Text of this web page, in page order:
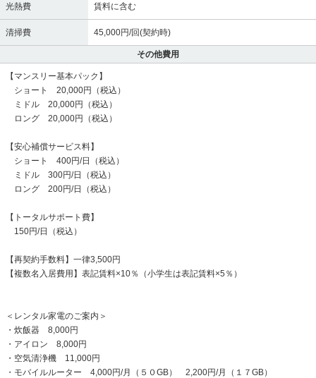
光熱費 賃料に含む
清掃費 45,000円/回(契約時)
その他費用
【マンスリー基本パック】
ショート 20,000円（税込）
ミドル 20,000円（税込）
ロング 20,000円（税込）
【安心補償サービス料】
ショート 400円/日（税込）
ミドル 300円/日（税込）
ロング 200円/日（税込）
【トータルサポート費】
150円/日（税込）
【再契約手数料】一律3,500円
【複数名入居費用】表記賃料×10％（小学生は表記賃料×5％）
＜レンタル家電のご案内＞
・炊飯器 8,000円
・アイロン 8,000円
・空気清浄機 11,000円
・モバイルルーター 4,000円/月（５０GB） 2,200円/月（１７GB）